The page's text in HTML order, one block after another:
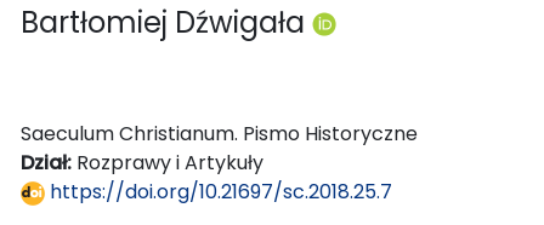
Bartłomiej Dźwigała
Saeculum Christianum. Pismo Historyczne
Dział: Rozprawy i Artykuły
https://doi.org/10.21697/sc.2018.25.7